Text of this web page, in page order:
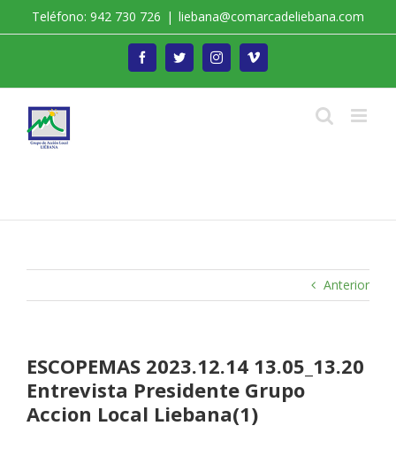
Teléfono: 942 730 726 | liebana@comarcadeliebana.com
FacebookTwitterInstagramVimeo
Anterior
ESCOPEMAS 2023.12.14 13.05_13.20
Entrevista Presidente Grupo
Accion Local Liebana(1)